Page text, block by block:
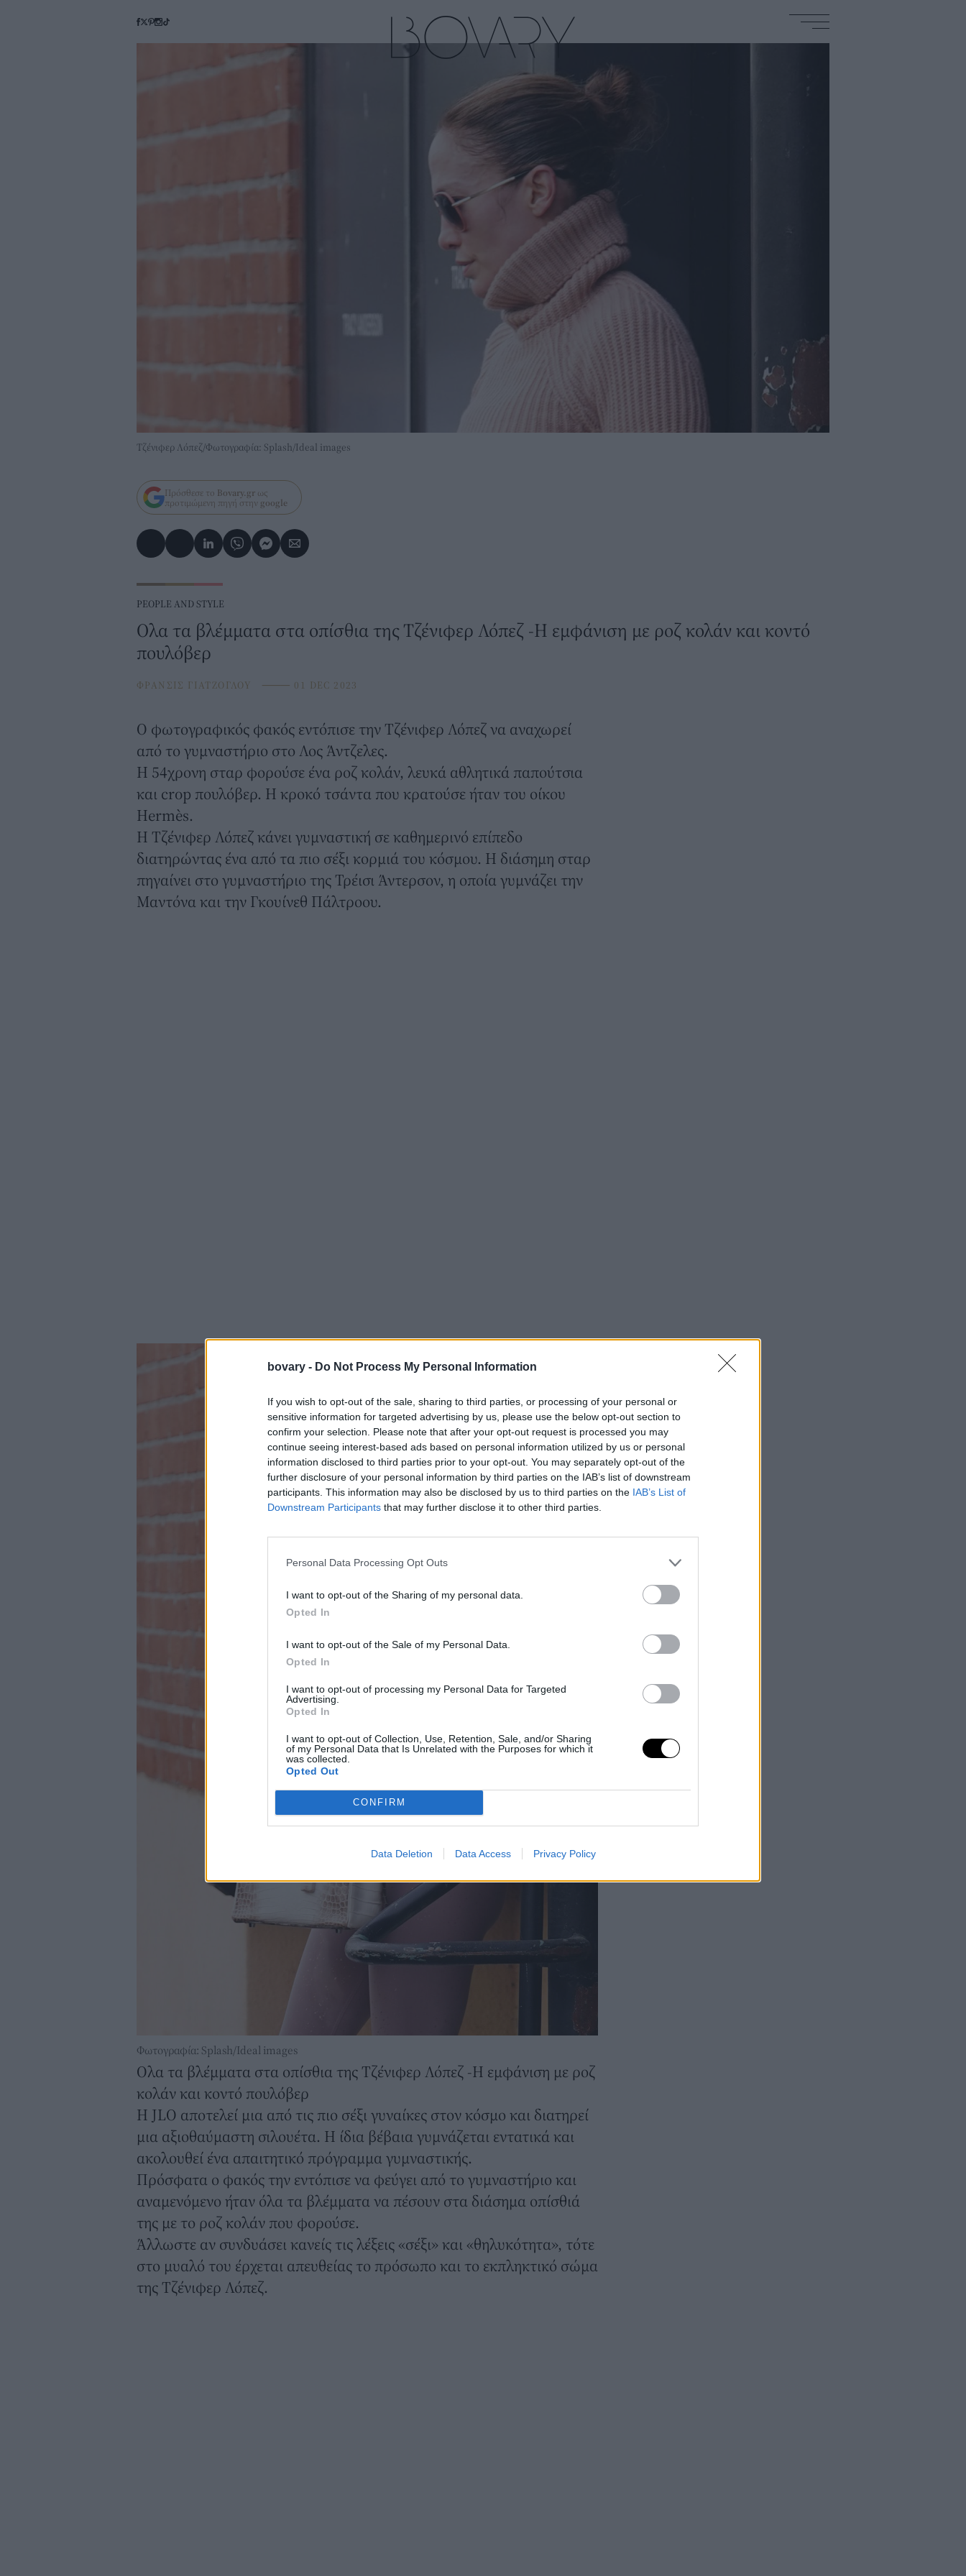
bovary - Do Not Process My Personal Information
If you wish to opt-out of the sale, sharing to third parties, or processing of your personal or
sensitive information for targeted advertising by us, please use the below opt-out section to
confirm your selection. Please note that after your opt-out request is processed you may
continue seeing interest-based ads based on personal information utilized by us or personal
information disclosed to third parties prior to your opt-out. You may separately opt-out of the
further disclosure of your personal information by third parties on the IAB’s list of downstream
participants. This information may also be disclosed by us to third parties on the IAB’s List of
Downstream Participants that may further disclose it to other third parties.
Personal Data Processing Opt Outs
I want to opt-out of the Sharing of my personal data.
Opted In
I want to opt-out of the Sale of my Personal Data.
Opted In
I want to opt-out of processing my Personal Data for Targeted
Advertising.
Opted In
I want to opt-out of Collection, Use, Retention, Sale, and/or Sharing
of my Personal Data that Is Unrelated with the Purposes for which it
was collected.
Opted Out
CONFIRM
Data Deletion Data Access Privacy Policy
Τζένιφερ Λόπεζ/Φωτογραφία: Splash/Ideal images
Πρόσθεσε το Bovary.gr ως
προτιμώμενη πηγή στην google
PEOPLE AND STYLE
Ολα τα βλέμματα στα οπίσθια της Τζένιφερ Λόπεζ -Η εμφάνιση με ροζ κολάν και κοντό
πουλόβερ
ΦΡΑΝΣΙΣ ΓΙΑΤΖΟΓΛΟΥ ⸻ 01 DEC 2023
Ο φωτογραφικός φακός εντόπισε τηνΤζένιφερ Λόπεζνα αναχωρεί
από το γυμναστήριο στο Λος Άντζελες.
H 54χρονη σταρ φορούσε ένα ροζ κολάν, λευκά αθλητικά παπούτσια
και crop πουλόβερ. Η κροκό τσάντα που κρατούσε ήταν του οίκου
Hermès.
H Τζένιφερ Λόπεζ κάνει γυμναστική σε καθημερινό επίπεδο
διατηρώντας ένα από τα πιο σέξι κορμιά του κόσμου. Η διάσημη σταρ
πηγαίνει στο γυμναστήριο της Τρέισι Άντερσον, η οποία γυμνάζει την
Μαντόνα και την Γκουίνεθ Πάλτροου.
Φωτογραφία: Splash/Ideal images
Ολα τα βλέμματα στα οπίσθια της Τζένιφερ Λόπεζ -Η εμφάνιση με ροζ
κολάν και κοντό πουλόβερ
Η JLO αποτελεί μια από τις πιο σέξι γυναίκες στον κόσμο και διατηρεί
μια αξιοθαύμαστη σιλουέτα. Η ίδια βέβαια γυμνάζεται εντατικά και
ακολουθεί ένα απαιτητικό πρόγραμμα γυμναστικής.
Πρόσφατα ο φακός την εντόπισε να φεύγει από το γυμναστήριο και
αναμενόμενο ήταν όλα τα βλέμματα να πέσουν στα διάσημα οπίσθιά
της με το ροζ κολάν που φορούσε.
Άλλωστε αν συνδυάσει κανείς τις λέξεις «σέξι» και «θηλυκότητα», τότε
στο μυαλό του έρχεται απευθείας το πρόσωπο και το εκπληκτικό σώμα
της Τζένιφερ Λόπεζ.